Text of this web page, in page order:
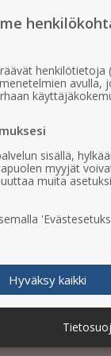
*
henkilötietoja
avulla,
sisällä,
myyjät
muita
Hyväksy kaikki